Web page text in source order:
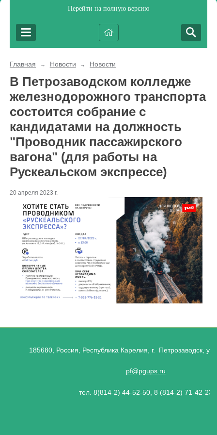
Перейти на полную версию
Главная → Новости → Новости
В Петрозаводском колледже
железнодорожного транспорта
состоится собрание с
кандидатами на должность
"Проводник пассажирского
вагона" (для работы на
Рускеальском экспрессе)
20 апреля 2023 г.
185680, Россия, Республика Карелия, г. Петрозаводск,
pf@pgups.ru
тел. 8(814-2) 44-52-50, 8 (814-2) 71-42-23